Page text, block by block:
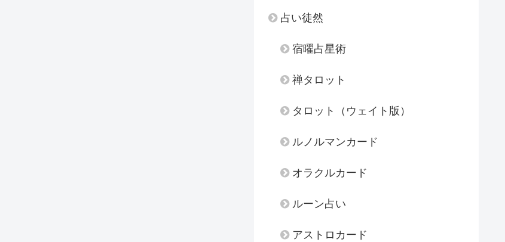
占い徒然
宿曜占星術
禅タロット
タロット（ウェイト版）
ルノルマンカード
オラクルカード
ルーン占い
アストロカード